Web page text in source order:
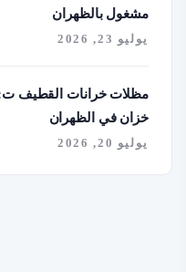
مشغول بالظهران
يوليو 23, 2026
خزان في الظهران
يوليو 20, 2026